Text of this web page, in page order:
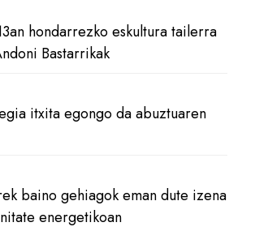
hondarrezko eskultura tailerra
Bastarrikak
itxita egongo da abuztuaren
baino gehiagok eman dute izena
energetikoan